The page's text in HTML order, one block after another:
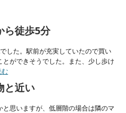
ら徒歩5分
した。駅前が充実していたので買い
ができそうでした。また、少し歩け
む
と近い
思いますが、低層階の場合は隣のマ